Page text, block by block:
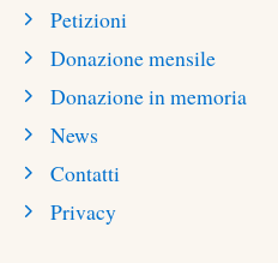
Petizioni
Donazione mensile
Donazione in memoria
News
Contatti
Privacy